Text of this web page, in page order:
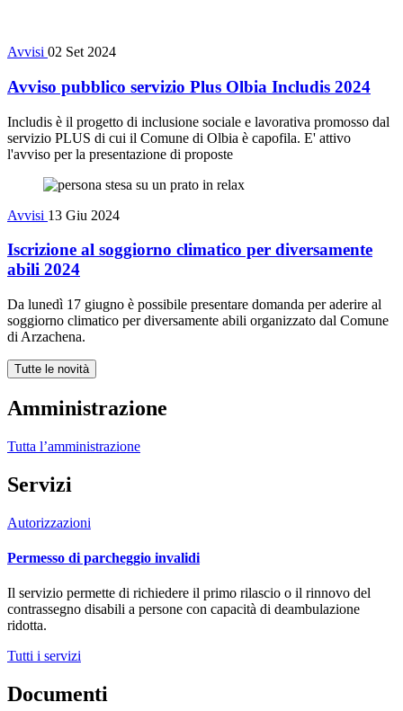
Avvisi 02 Set 2024
Avviso pubblico servizio Plus Olbia Includis 2024
Includis è il progetto di inclusione sociale e lavorativa promosso dal
servizio PLUS di cui il Comune di Olbia è capofila. E' attivo
l'avviso per la presentazione di proposte
Avvisi 13 Giu 2024
Iscrizione al soggiorno climatico per diversamente
abili 2024
Da lunedì 17 giugno è possibile presentare domanda per aderire al
soggiorno climatico per diversamente abili organizzato dal Comune
di Arzachena.
Tutte le novità
Amministrazione
Tutta l’amministrazione
Servizi
Autorizzazioni
Permesso di parcheggio invalidi
Il servizio permette di richiedere il primo rilascio o il rinnovo del
contrassegno disabili a persone con capacità di deambulazione
ridotta.
Tutti i servizi
Documenti